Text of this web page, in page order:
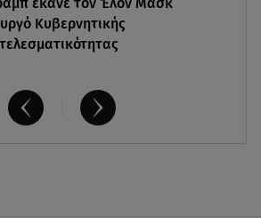
έκανε τον Έλον Μασκ
Κυβερνητικής